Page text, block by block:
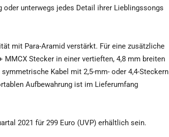
unterwegs jedes Detail ihrer Lieblingssongs
mit Para-Aramid verstärkt. Für eine zusätzliche
Stecker in einer vertieften, 4,8 mm breiten
Kabel mit 2,5-mm- oder 4,4-Steckern
Aufbewahrung ist im Lieferumfang
2021 für 299 Euro (UVP) erhältlich sein.